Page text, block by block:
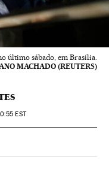
último sábado, em Brasília.
MACHADO (REUTERS)
EST